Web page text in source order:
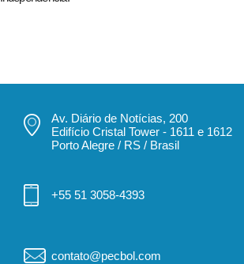
Av. Diário de Notícias, 200
Edifício Cristal Tower - 1611 e 1612
Porto Alegre / RS / Brasil
+55 51 3058-4393
contato@pecbol.com